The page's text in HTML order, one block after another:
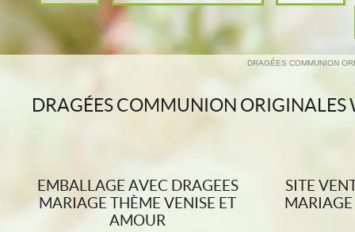
DRAGÉES COMMUNION
DRAGÉES COMMUNION
EMBALLAGE AVEC DRAGEES
MARIAGE THÈME VENISE ET
AMOUR
SITE